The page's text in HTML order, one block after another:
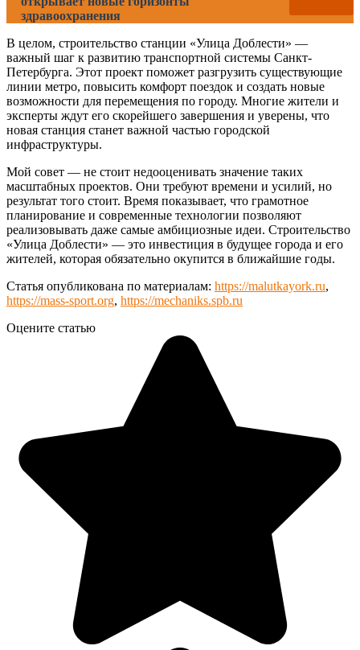
здравоохранения
В целом, строительство станции «Улица Доблести» —
важный шаг к развитию транспортной системы Санкт-
Петербурга. Этот проект поможет разгрузить существующие
линии метро, повысить комфорт поездок и создать новые
возможности для перемещения по городу. Многие жители и
эксперты ждут его скорейшего завершения и уверены, что
новая станция станет важной частью городской
инфраструктуры.
Мой совет — не стоит недооценивать значение таких
масштабных проектов. Они требуют времени и усилий, но
результат того стоит. Время показывает, что грамотное
планирование и современные технологии позволяют
реализовывать даже самые амбициозные идеи. Строительство
«Улица Доблести» — это инвестиция в будущее города и его
жителей, которая обязательно окупится в ближайшие годы.
Статья опубликована по материалам: https://malutkayork.ru,
https://mass-sport.org, https://mechaniks.spb.ru
Оцените статью